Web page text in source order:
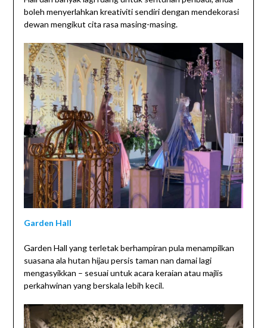
boleh menyerlahkan kreativiti sendiri dengan mendekorasi
dewan mengikut cita rasa masing-masing.
Garden Hall
Garden Hall yang terletak berhampiran pula menampilkan
suasana ala hutan hijau persis taman nan damai lagi
mengasyikkan – sesuai untuk acara keraian atau majlis
perkahwinan yang berskala lebih kecil.